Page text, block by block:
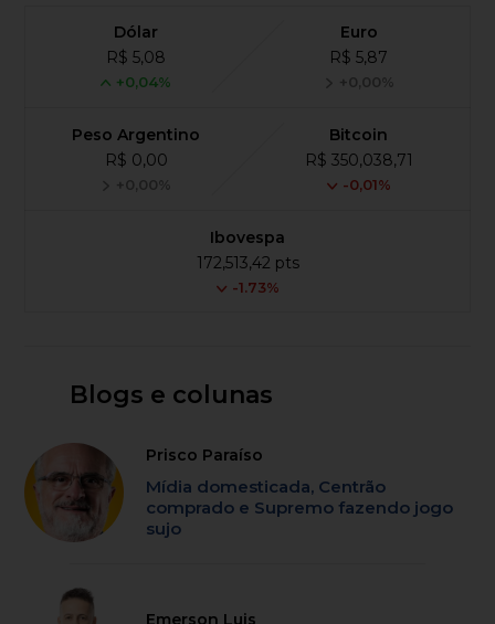
Dólar
R$ 5,08
+0,04%
Euro
R$ 5,87
+0,00%
Peso Argentino
R$ 0,00
+0,00%
Bitcoin
R$ 350,038,71
-0,01%
Ibovespa
172,513,42 pts
-1.73%
Blogs e colunas
Prisco Paraíso
Mídia domesticada, Centrão
comprado e Supremo fazendo jogo
sujo
Emerson Luis